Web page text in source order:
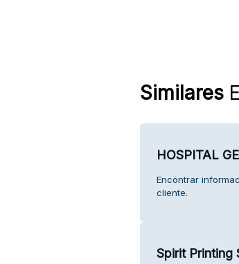
Similares
HOSPITAL
Encontrar
cliente.
Spirit Printing